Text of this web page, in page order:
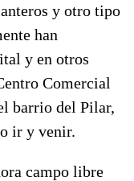
y otro tipo
han
y en otros
Comercial
barrio del Pilar,
ir y venir.
campo libre